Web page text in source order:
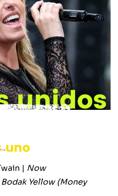
| Now
Bodak Yellow (Money